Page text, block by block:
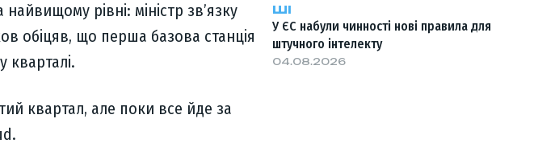
рівні: міністр зв’язку
обіцяв, що перша базова станція
кварталі.
квартал, але поки все йде за
ШІ
У ЄС набули чинності нові правила для
штучного інтелекту
04.08.2026